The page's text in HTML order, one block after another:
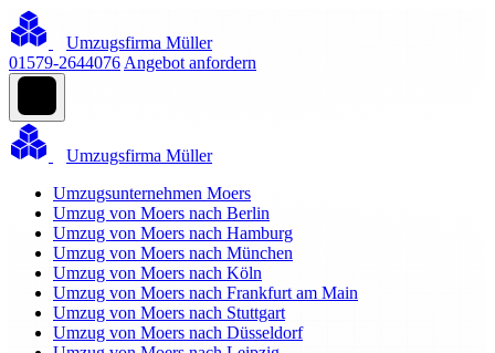
Umzugsfirma Müller
01579-2644076 Angebot anfordern
Umzugsfirma Müller
Umzugsunternehmen Moers
Umzug von Moers nach Berlin
Umzug von Moers nach Hamburg
Umzug von Moers nach München
Umzug von Moers nach Köln
Umzug von Moers nach Frankfurt am Main
Umzug von Moers nach Stuttgart
Umzug von Moers nach Düsseldorf